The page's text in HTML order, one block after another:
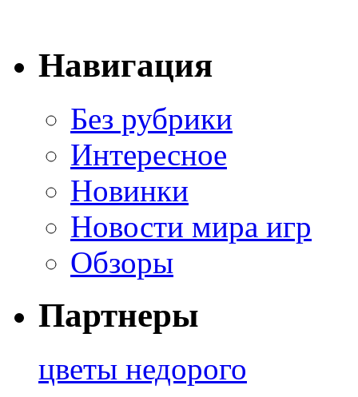
Навигация
Без рубрики
Интересное
Новинки
Новости мира игр
Обзоры
Партнеры
цветы недорого